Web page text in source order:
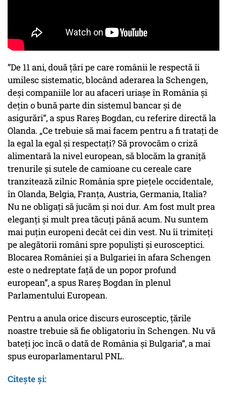
”De 11 ani, două țări pe care românii le respectă îi
umilesc sistematic, blocând aderarea la Schengen,
deși companiile lor au afaceri uriașe în România și
dețin o bună parte din sistemul bancar și de
asigurări”, a spus Rareș Bogdan, cu referire directă la
Olanda. „Ce trebuie să mai facem pentru a fi tratați de
la egal la egal și respectați? Să provocăm o criză
alimentară la nivel european, să blocăm la graniță
trenurile și sutele de camioane cu cereale care
tranzitează zilnic România spre piețele occidentale,
în Olanda, Belgia, Franța, Austria, Germania, Italia?
Nu ne obligați să jucăm și noi dur. Am fost mult prea
eleganți și mult prea tăcuți până acum. Nu suntem
mai puțin europeni decât cei din vest. Nu îi trimiteți
pe alegătorii români spre populiști și eurosceptici.
Blocarea României și a Bulgariei în afara Schengen
este o nedreptate față de un popor profund
european”, a spus Rareș Bogdan în plenul
Parlamentului European.
Pentru a anula orice discurs eurosceptic, țările
noastre trebuie să fie obligatoriu în Schengen. Nu vă
bateți joc încă o dată de România și Bulgaria”, a mai
spus europarlamentarul PNL.
Citește și: